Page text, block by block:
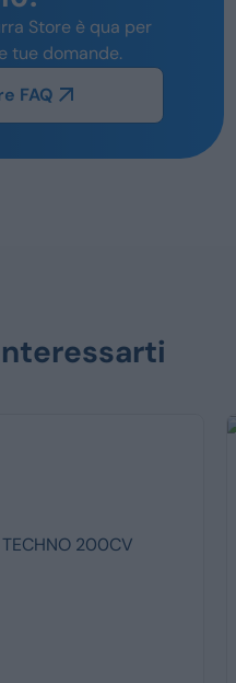
Store è qua per
tue domande.
FAQ
TECHNO 200CV